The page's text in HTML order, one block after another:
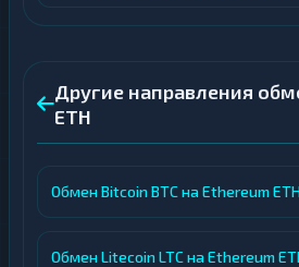
Другие направления
ETH
Обмен Bitcoin BTC на Ethereum ETH
Обмен Litecoin LTC на Ethereum